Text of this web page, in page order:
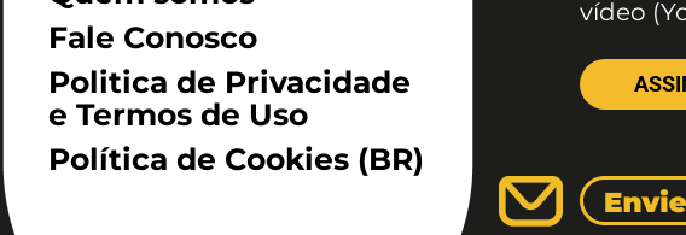
Fale Conosco
Politica de Privacidade
e Termos de Uso
Política de Cookies (BR)
vídeo